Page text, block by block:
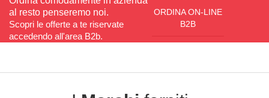
al resto penseremo noi.
Scopri le offerte a te riservate
accedendo all'area B2b.
ORDINA ON-LINE
B2B